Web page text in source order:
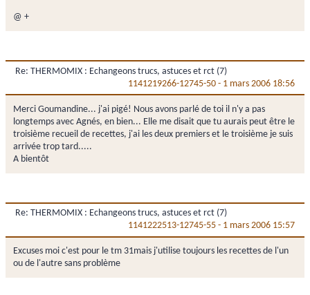
@ +
Re: THERMOMIX : Echangeons trucs, astuces et rct (7)
1141219266-12745-50 - 1 mars 2006 18:56
Merci Goumandine... j'ai pigé! Nous avons parlé de toi il n'y a pas
longtemps avec Agnés, en bien... Elle me disait que tu aurais peut être le
troisième recueil de recettes, j'ai les deux premiers et le troisième je suis
arrivée trop tard.....
A bientôt
Re: THERMOMIX : Echangeons trucs, astuces et rct (7)
1141222513-12745-55 - 1 mars 2006 15:57
Excuses moi c'est pour le tm 31mais j'utilise toujours les recettes de l'un
ou de l'autre sans problème